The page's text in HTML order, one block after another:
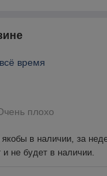
время
плохо
якобы в наличии, за
и не будет в наличии.